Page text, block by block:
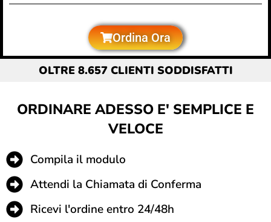
Ordina Ora
OLTRE 8.657 CLIENTI SODDISFATTI
ORDINARE ADESSO E' SEMPLICE E
VELOCE
Compila il modulo
Attendi la Chiamata di Conferma
Ricevi l'ordine entro 24/48h